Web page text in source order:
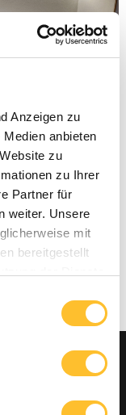
Anzeigen zu
anbieten
zu
zu Ihrer
Partner für
weiter. Unsere
mit
bereitgestellt